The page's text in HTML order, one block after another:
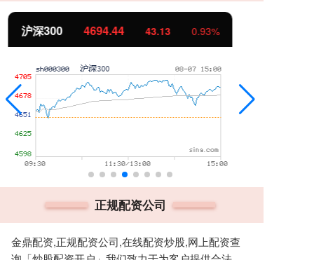
北证50 1134.24 11.37 1.01%
正规配资公司
金鼎配资,正规配资公司,在线配资炒股,网上配资查